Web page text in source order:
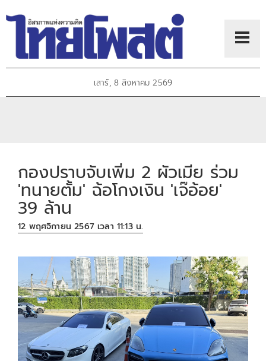
เสาร์, 8 สิงหาคม 2569
กองปราบจับเพิ่ม 2 ผัวเมีย ร่วม
'ทนายตั้ม' ฉ้อโกงเงิน 'เจ๊อ้อย'
39 ล้าน
12 พฤศจิกายน 2567 เวลา 11:13 น.